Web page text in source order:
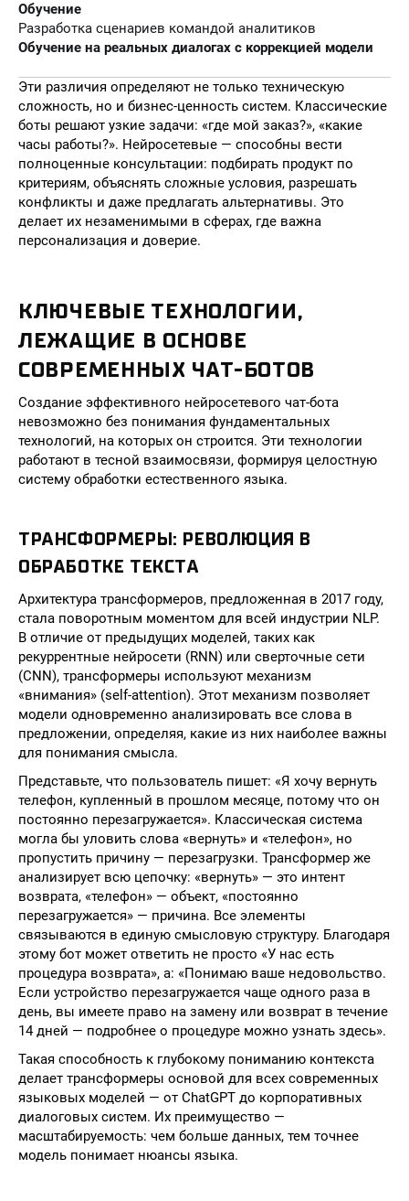
Обучение
Разработка сценариев командой аналитиков
Обучение на реальных диалогах с коррекцией модели
Эти различия определяют не только техническую
сложность, но и бизнес-ценность систем. Классические
боты решают узкие задачи: «где мой заказ?», «какие
часы работы?». Нейросетевые — способны вести
полноценные консультации: подбирать продукт по
критериям, объяснять сложные условия, разрешать
конфликты и даже предлагать альтернативы. Это
делает их незаменимыми в сферах, где важна
персонализация и доверие.
КЛЮЧЕВЫЕ ТЕХНОЛОГИИ,
ЛЕЖАЩИЕ В ОСНОВЕ
СОВРЕМЕННЫХ ЧАТ-БОТОВ
Создание эффективного нейросетевого чат-бота
невозможно без понимания фундаментальных
технологий, на которых он строится. Эти технологии
работают в тесной взаимосвязи, формируя целостную
систему обработки естественного языка.
ТРАНСФОРМЕРЫ: РЕВОЛЮЦИЯ В
ОБРАБОТКЕ ТЕКСТА
Архитектура трансформеров, предложенная в 2017 году,
стала поворотным моментом для всей индустрии NLP.
В отличие от предыдущих моделей, таких как
рекуррентные нейросети (RNN) или сверточные сети
(CNN), трансформеры используют механизм
«внимания» (self-attention). Этот механизм позволяет
модели одновременно анализировать все слова в
предложении, определяя, какие из них наиболее важны
для понимания смысла.
Представьте, что пользователь пишет: «Я хочу вернуть
телефон, купленный в прошлом месяце, потому что он
постоянно перезагружается». Классическая система
могла бы уловить слова «вернуть» и «телефон», но
пропустить причину — перезагрузки. Трансформер же
анализирует всю цепочку: «вернуть» — это интент
возврата, «телефон» — объект, «постоянно
перезагружается» — причина. Все элементы
связываются в единую смысловую структуру. Благодаря
этому бот может ответить не просто «У нас есть
процедура возврата», а: «Понимаю ваше недовольство.
Если устройство перезагружается чаще одного раза в
день, вы имеете право на замену или возврат в течение
14 дней — подробнее о процедуре можно узнать здесь».
Такая способность к глубокому пониманию контекста
делает трансформеры основой для всех современных
языковых моделей — от ChatGPT до корпоративных
диалоговых систем. Их преимущество —
масштабируемость: чем больше данных, тем точнее
модель понимает нюансы языка.